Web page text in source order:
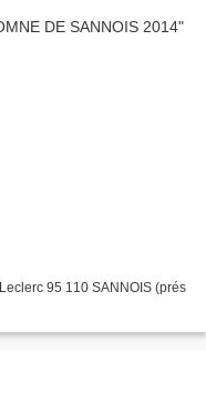
95 110 SANNOIS (prés